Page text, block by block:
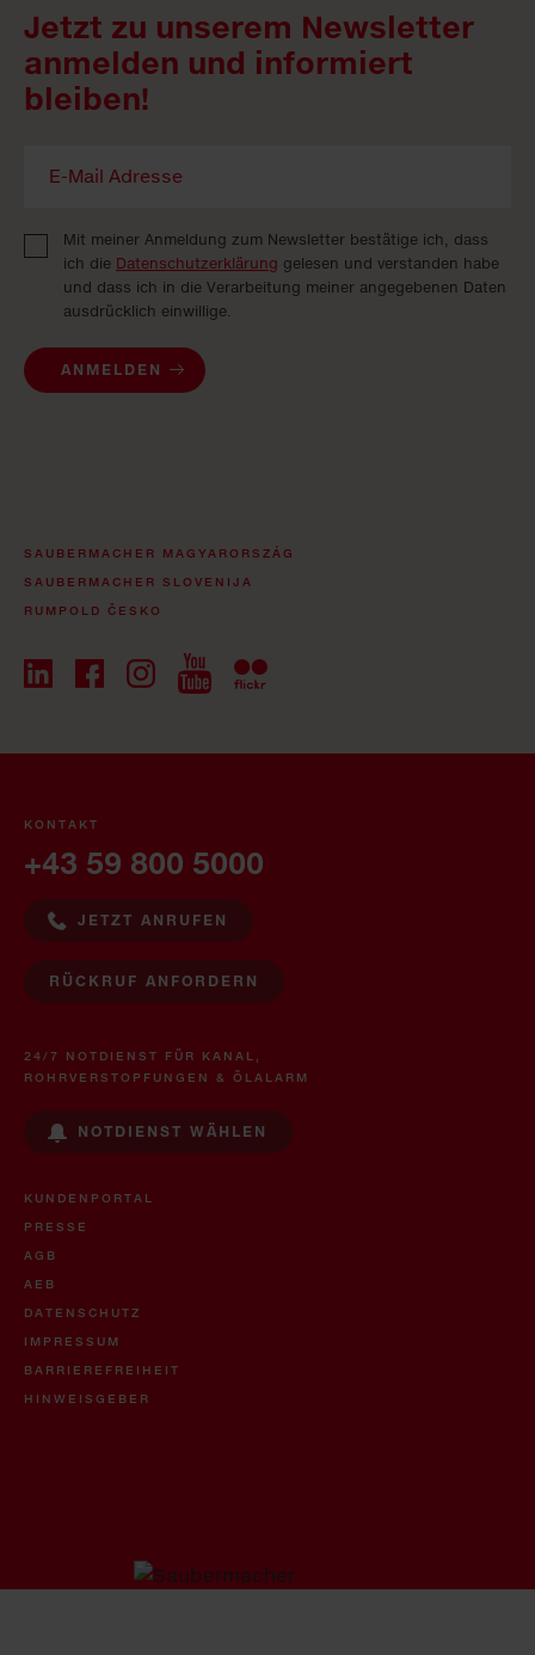
Jetzt zu unserem Newsletter
anmelden und informiert
bleiben!
Mit meiner Anmeldung zum Newsletter bestätige ich, dass
ich die Datenschutzerklärung gelesen und verstanden habe
und dass ich in die Verarbeitung meiner angegebenen Daten
ausdrücklich einwillige.
ANMELDEN
SAUBERMACHER MAGYARORSZÁG
SAUBERMACHER SLOVENIJA
RUMPOLD ČESKO
KONTAKT
+43 59 800 5000
JETZT ANRUFEN
RÜCKRUF ANFORDERN
24/7 NOTDIENST FÜR KANAL,
ROHRVERSTOPFUNGEN & ÖLALARM
NOTDIENST WÄHLEN
KUNDENPORTAL
PRESSE
AGB
AEB
DATENSCHUTZ
IMPRESSUM
BARRIEREFREIHEIT
HINWEISGEBER